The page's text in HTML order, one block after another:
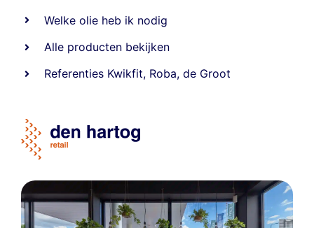
Welke olie heb ik nodig
Alle producten bekijken
Referenties Kwikfit, Roba,de Groot